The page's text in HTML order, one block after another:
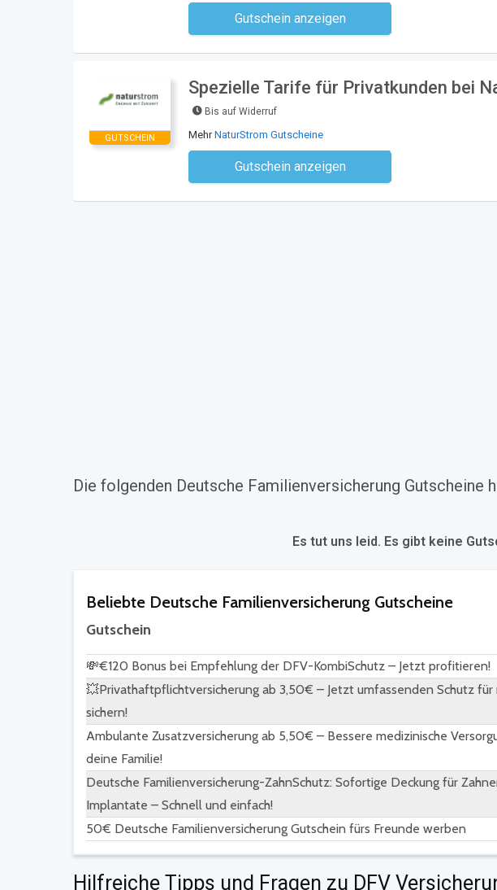
Gutschein anzeigen
Kein Code notwendig
GUTSCHEIN
Spezielle Tarife für Privatkunden bei
Bis auf Widerruf
MehrNaturStrom Gutscheine
Gutschein anzeigen
Kein Code notwendig
Die folgenden Deutsche Familienversicherung Gutscheine
Es tut uns leid. Es gibt keine
Beliebte Deutsche Familienversicherung Gutscheine
Gutschein
💸€120 Bonus bei Empfehlung der DFV-KombiSchutz – Jetzt profitieren!
💥Privathaftpflichtversicherung ab 3,50€ – Jetzt umfassenden Schutz für
sichern!
Ambulante Zusatzversicherung ab 5,50€ – Bessere medizinische
deine Familie!
Deutsche Familienversicherung-ZahnSchutz: Sofortige Deckung für
Implantate – Schnell und einfach!
50€ Deutsche Familienversicherung Gutschein fürs Freunde werben
Hilfreiche Tipps und Fragen zu DFV